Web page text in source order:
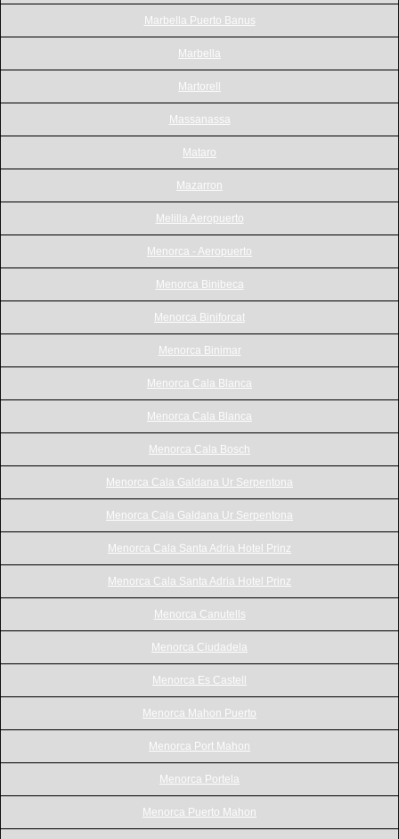
Marbella Puerto Banus
Marbella
Martorell
Massanassa
Mataro
Mazarron
Melilla Aeropuerto
Menorca - Aeropuerto
Menorca Binibeca
Menorca Biniforcat
Menorca Binimar
Menorca Cala Blanca
Menorca Cala Blanca
Menorca Cala Bosch
Menorca Cala Galdana Ur Serpentona
Menorca Cala Galdana Ur Serpentona
Menorca Cala Santa Adria Hotel Prinz
Menorca Cala Santa Adria Hotel Prinz
Menorca Canutells
Menorca Ciudadela
Menorca Es Castell
Menorca Mahon Puerto
Menorca Port Mahon
Menorca Portela
Menorca Puerto Mahon